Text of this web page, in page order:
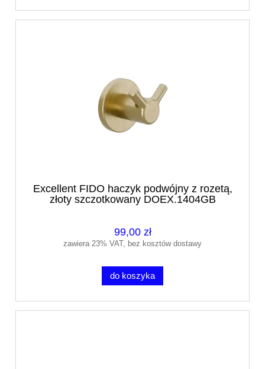
Excellent FIDO haczyk podwójny z rozetą,
złoty szczotkowany DOEX.1404GB
99,00 zł
zawiera 23% VAT, bez kosztów dostawy
do koszyka